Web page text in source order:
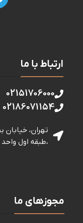
ارتباط با ما
02151706000
02186071154
،طبقه اول واحد A1
مجوزهای ما